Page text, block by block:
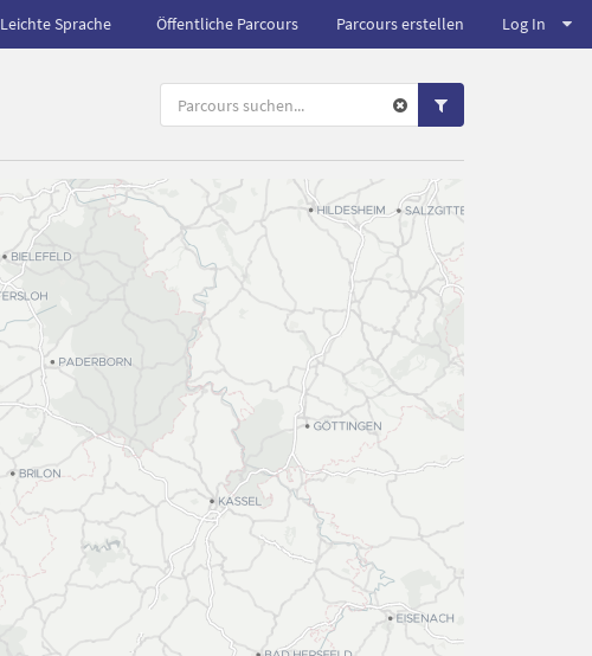
Leichte Sprache Öffentliche Parcours Parcours erstellen Log In